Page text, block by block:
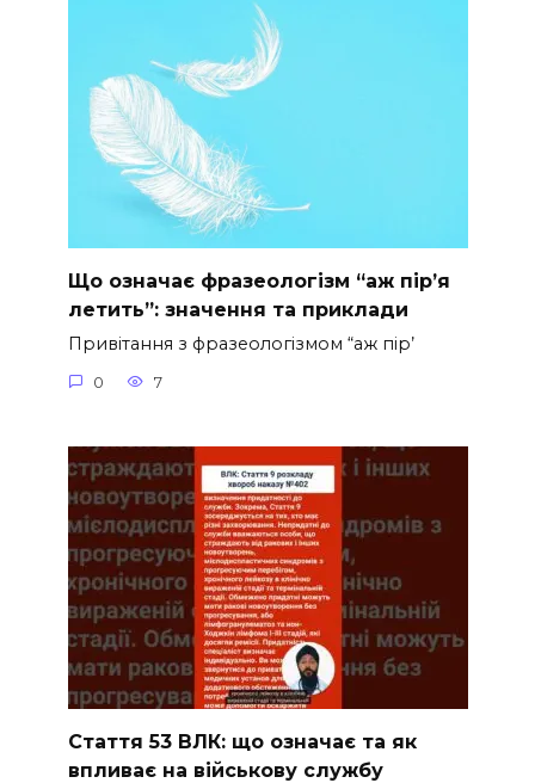
Що означає фразеологізм “аж пір’я
летить”: значення та приклади
Привітання з фразеологізмом “аж пір’
0 7
Стаття 53 ВЛК: що означає та як
впливає на військову службу